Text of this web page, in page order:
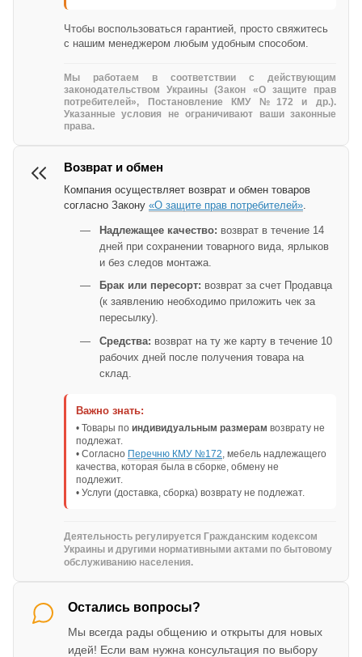
Чтобы воспользоваться гарантией, просто свяжитесь
с нашим менеджером любым удобным способом.
Мы работаем в соответствии с действующим
законодательством Украины (Закон «О защите прав
потребителей», Постановление КМУ №172 и др.).
Указанные условия не ограничивают ваши законные
права.
Возврат и обмен
Компания осуществляет возврат и обмен товаров
согласно Закону «О защите прав потребителей»
Надлежащее качество: возврат в течение 14
дней при сохранении товарного вида, ярлыков
и без следов монтажа.
Брак или пересорт: возврат за счет Продавца
(к заявлению необходимо приложить чек за
пересылку).
Средства: возврат на ту же карту в течение 10
рабочих дней после получения товара на
склад.
Важно знать:
• Товары по индивидуальным размерам возврату не
подлежат.
• Согласно Перечню КМУ №172 , мебель надлежащего
качества, которая была в сборке, обмену не
подлежит.
• Услуги (доставка, сборка) возврату не подлежат.
Деятельность регулируется Гражданским кодексом
Украины и другими нормативными актами по бытовому
обслуживанию населения.
Остались вопросы?
Мы всегда рады общению и открыты для новых
идей! Если вам нужна консультация по выбору